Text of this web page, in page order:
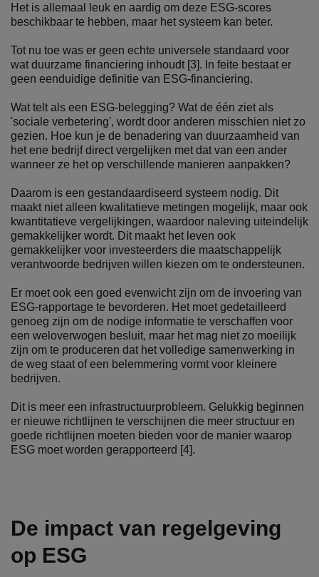
Het is allemaal leuk en aardig om deze ESG-scores
beschikbaar te hebben, maar het systeem kan beter.
Tot nu toe was er geen echte universele standaard voor
wat duurzame financiering inhoudt [3]. In feite bestaat er
geen eenduidige definitie van ESG-financiering.
Wat telt als een ESG-belegging? Wat de één ziet als
'sociale verbetering', wordt door anderen misschien niet zo
gezien. Hoe kun je de benadering van duurzaamheid van
het ene bedrijf direct vergelijken met dat van een ander
wanneer ze het op verschillende manieren aanpakken?
Daarom is een gestandaardiseerd systeem nodig. Dit
maakt niet alleen kwalitatieve metingen mogelijk, maar ook
kwantitatieve vergelijkingen, waardoor naleving uiteindelijk
gemakkelijker wordt. Dit maakt het leven ook
gemakkelijker voor investeerders die maatschappelijk
verantwoorde bedrijven willen kiezen om te ondersteunen.
Er moet ook een goed evenwicht zijn om de invoering van
ESG-rapportage te bevorderen. Het moet gedetailleerd
genoeg zijn om de nodige informatie te verschaffen voor
een weloverwogen besluit, maar het mag niet zo moeilijk
zijn om te produceren dat het volledige samenwerking in
de weg staat of een belemmering vormt voor kleinere
bedrijven.
Dit is meer een infrastructuurprobleem. Gelukkig beginnen
er nieuwe richtlijnen te verschijnen die meer structuur en
goede richtlijnen moeten bieden voor de manier waarop
ESG moet worden gerapporteerd [4].
De impact van regelgeving
op ESG